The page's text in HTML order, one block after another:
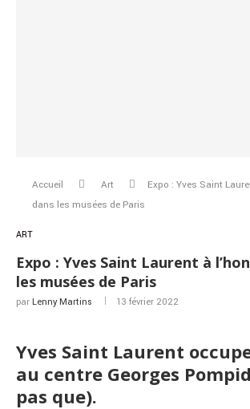
Accueil Art
Expo : Yves Saint
dans les musées de Paris
ART
Expo : Yves Saint Laurent à
les musées de Paris
par Lenny Martins 13 février 2022
Yves Saint Laurent
au centre Georges
pas que).